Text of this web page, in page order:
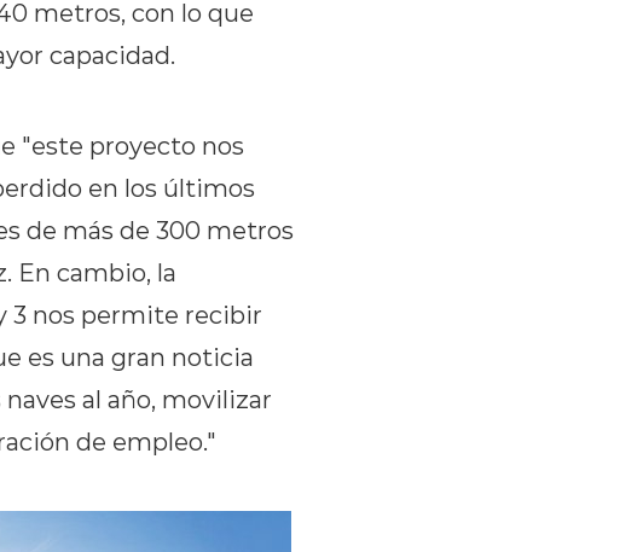
metros, con lo que
capacidad.
"este proyecto nos
en los últimos
de más de 300 metros
En cambio, la
3 nos permite recibir
es una gran noticia
al año, movilizar
de empleo."